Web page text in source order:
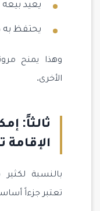
يعيد
يحتفظ به
وهذا يمنح
الأخرى.
ثالثاً:
بالنسبة لكثير
تعتبر جزءاً